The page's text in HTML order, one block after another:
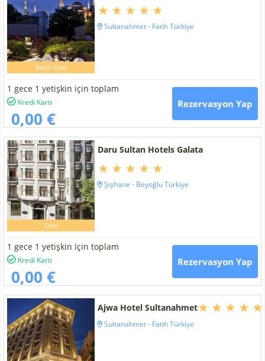
Butik Otel
Sultanahmet - Fatih Türkiye
1 gece 1 yetişkin için toplam
Kredi Kartı
0,00 €
Rezervasyon Yap
Otel
Daru Sultan Hotels Galata
Şişhane - Beyoğlu Türkiye
1 gece 1 yetişkin için toplam
Kredi Kartı
0,00 €
Rezervasyon Yap
Ajwa Hotel Sultanahmet
Sultanahmet - Fatih Türkiye